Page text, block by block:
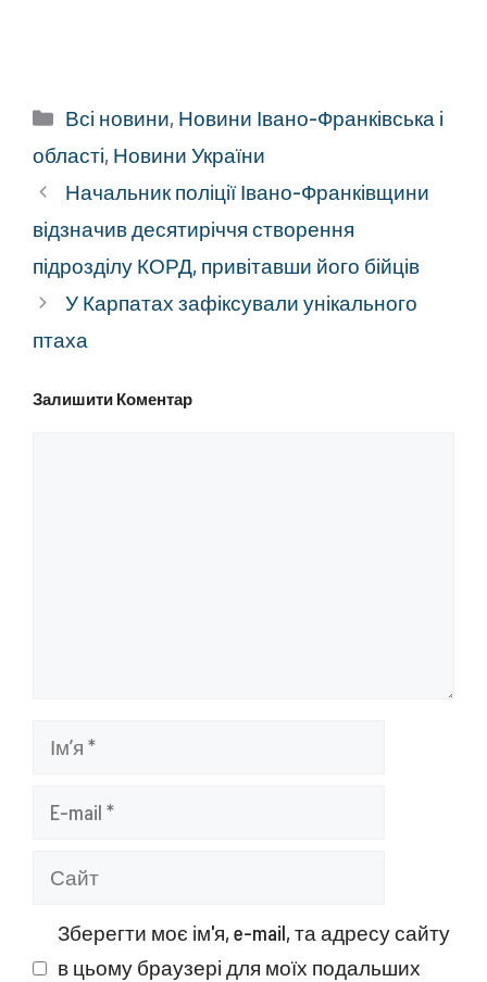
Категорії
Всі новини, Новини Івано-Франківська і
області, Новини України
Начальник поліції Івано-Франківщини
відзначив десятиріччя створення
підрозділу КОРД, привітавши його бійців
У Карпатах зафіксували унікального
птаха
Залишити Коментар
Ім’я
Сайт
Зберегти моє ім'я, e-mail, та адресу сайту
в цьому браузері для моїх подальших